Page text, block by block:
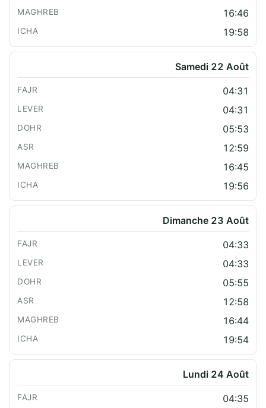
16:46
19:58
Samedi 22 Août
04:31
04:31
05:53
12:59
16:45
19:56
Dimanche 23 Août
04:33
04:33
05:55
12:58
16:44
19:54
Lundi 24 Août
04:35